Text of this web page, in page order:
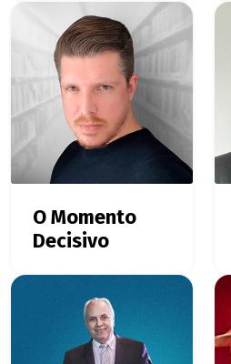
O Momento
Decisivo